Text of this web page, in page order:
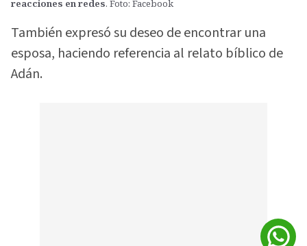
reacciones en redes. Foto: Facebook
También expresó su deseo de encontrar una
esposa, haciendo referencia al relato bíblico de
Adán.